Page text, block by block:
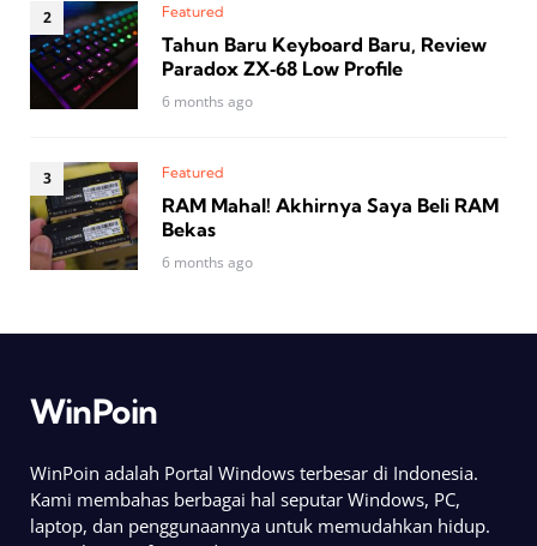
Featured
Tahun Baru Keyboard Baru, Review
Paradox ZX‑68 Low Profile
6 months ago
Featured
RAM Mahal! Akhirnya Saya Beli RAM
Bekas
6 months ago
WinPoin
WinPoin adalah Portal Windows terbesar di Indonesia.
Kami membahas berbagai hal seputar Windows, PC,
laptop, dan penggunaannya untuk memudahkan hidup.